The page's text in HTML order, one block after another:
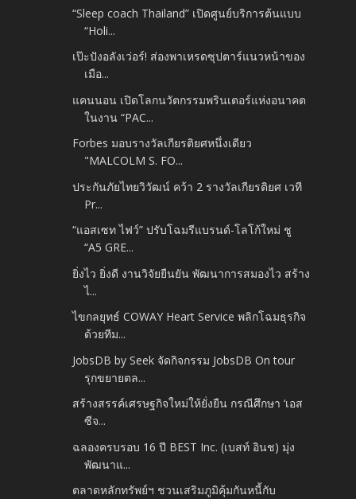
“Sleep coach Thailand” เปิดศูนย์บริการต้นแบบ
“Holi...
เป๊ะปังอลังเว่อร์! ส่องพาเหรดซุปตาร์แนวหน้าของ
เมือ...
แคนนอน เปิดโลกนวัตกรรมพรินเตอร์แห่งอนาคต
ในงาน “PAC...
Forbes มอบรางวัลเกียรติยศหนึ่งเดียว
"MALCOLM S. FO...
ประกันภัยไทยวิวัฒน์ คว้า 2 รางวัลเกียรติยศ เวที
Pr...
“แอสเซท ไฟว์” ปรับโฉมรีแบรนด์-โลโก้ใหม่ ชู
“A5 GRE...
ยิ่งไว ยิ่งดี งานวิจัยยืนยัน พัฒนาการสมองไว สร้าง
ไ...
ไขกลยุทธ์ COWAY Heart Service พลิกโฉมธุรกิจ
ด้วยทีม...
JobsDB by Seek จัดกิจกรรม JobsDB On tour
รุกขยายตล...
สร้างสรรค์เศรษฐกิจใหม่ให้ยั่งยืน กรณีศึกษา ‘เอส
ซีจ...
ฉลองครบรอบ 16 ปี BEST Inc. (เบสท์ อินช) มุ่ง
พัฒนาแ...
ตลาดหลักทรัพย์ฯ ชวนเสริมภูมิคุ้มกันหนี้กับ